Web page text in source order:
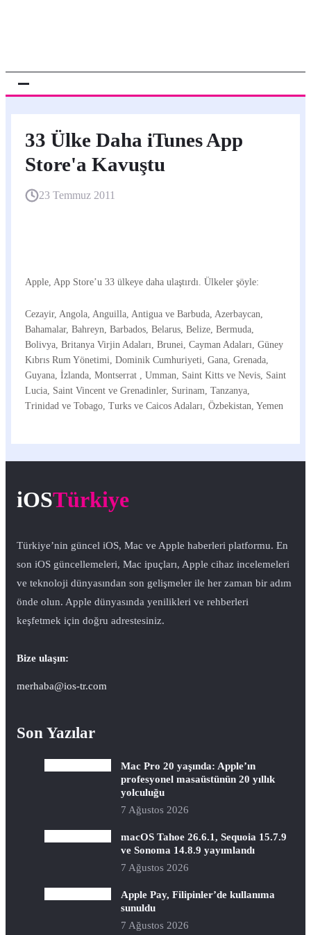
33 Ülke Daha iTunes App
Store'a Kavuştu
23 Temmuz 2011
Apple, App Store’u 33 ülkeye daha ulaştırdı. Ülkeler şöyle:
Cezayir, Angola, Anguilla, Antigua ve Barbuda, Azerbaycan,
Bahamalar, Bahreyn, Barbados, Belarus, Belize, Bermuda,
Bolivya, Britanya Virjin Adaları, Brunei, Cayman Adaları, Güney
Kıbrıs Rum Yönetimi, Dominik Cumhuriyeti, Gana, Grenada,
Guyana, İzlanda, Montserrat , Umman, Saint Kitts ve Nevis, Saint
Lucia, Saint Vincent ve Grenadinler, Surinam, Tanzanya,
Trinidad ve Tobago, Turks ve Caicos Adaları, Özbekistan, Yemen
iOSTürkiye
Türkiye’nin güncel iOS, Mac ve Apple haberleri platformu. En
son iOS güncellemeleri, Mac ipuçları, Apple cihaz incelemeleri
ve teknoloji dünyasından son gelişmeler ile her zaman bir adım
önde olun. Apple dünyasında yenilikleri ve rehberleri
keşfetmek için doğru adrestesiniz.
Bize ulaşın:
merhaba@ios-tr.com
Son Yazılar
Mac Pro 20 yaşında: Apple’ın
profesyonel masaüstünün 20 yıllık
yolculuğu
7 Ağustos 2026
macOS Tahoe 26.6.1, Sequoia 15.7.9
ve Sonoma 14.8.9 yayımlandı
7 Ağustos 2026
Apple Pay, Filipinler’de kullanıma
sunuldu
7 Ağustos 2026